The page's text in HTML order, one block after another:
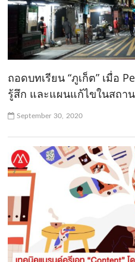
ถอดบทเรียน “ภูเก็ต” เมื่อ
รู้สึก และแผนแก้ไขในสถา
September 30, 2020